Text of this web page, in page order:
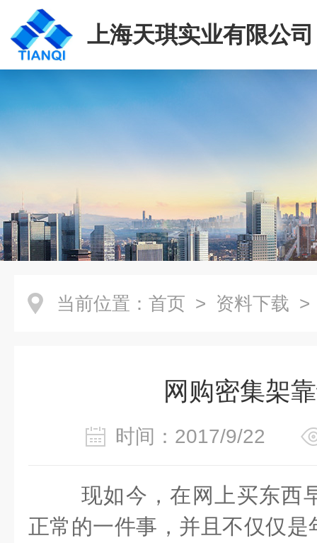
上海天琪实业有限公司
当前位置： 首页 > 资料下载 >
网购密集架
时间：2017/9/22
现如今，在网上买东西
正常的一件事，并且不仅仅